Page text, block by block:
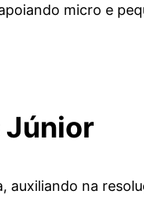
micro e
Júnior
na